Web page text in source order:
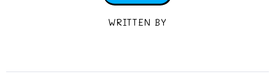
WRITTEN BY